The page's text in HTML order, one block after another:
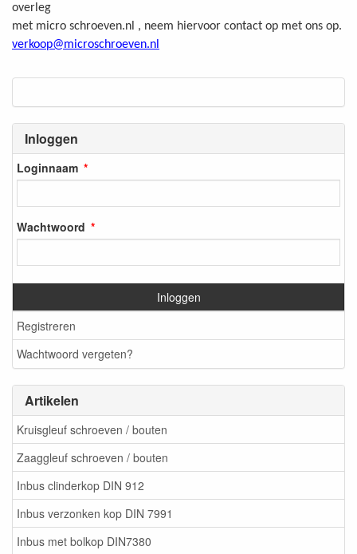
Inloggen
Loginnaam
Wachtwoord
Inloggen
Registreren
Wachtwoord vergeten?
Artikelen
Kruisgleuf schroeven / bouten
Zaaggleuf schroeven / bouten
Inbus clinderkop DIN 912
Inbus verzonken kop DIN 7991
Inbus met bolkop DIN7380
overleg
met micro schroeven.nl , neem hiervoor contact op met ons op.
verkoop@microschroeven.nl